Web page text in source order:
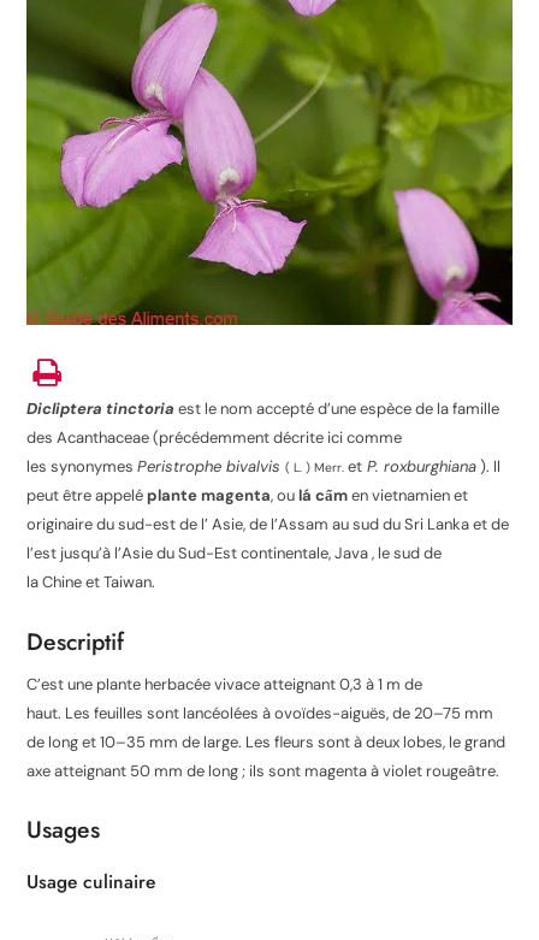
Dicliptera tinctoria est le nom acceptéd’une espèce de la famille
des Acanthaceae (précédemment décrite ici comme
les synonymesPeristrophe bivalvis( L. ) Merr.et P. roxburghiana ). Il
peut être appeléplante magenta, oulá cẩmen vietnamien et
originaire du sud-est de l’ Asie, de l’Assam au sud du Sri Lanka et de
l’est jusqu’à l’Asie du Sud-Est continentale, Java , le sud de
la Chine et Taiwan.
Descriptif
C’est une plante herbacée vivace atteignant 0,3 à 1 m de
haut. Les feuilles sont lancéolées à ovoïdes-aiguës, de 20–75 mm
de long et 10–35 mm de large. Les fleurs sont à deux lobes, le grand
axe atteignant 50 mm de long ; ils sont magenta à violet rougeâtre.
Usages
Usage culinaire